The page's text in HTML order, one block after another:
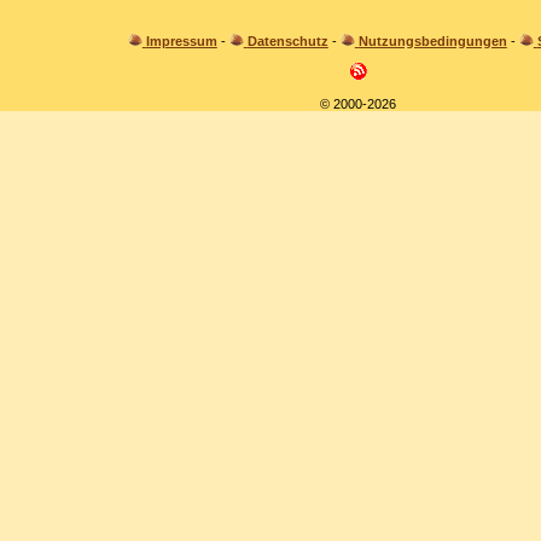
Impressum - Datenschutz - Nutzungsbedingungen -
© 2000-2026